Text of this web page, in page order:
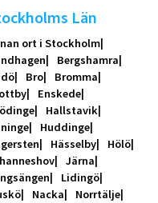
Län
ort i Stockholm
Bergshamra
Bro
Bromma
Enskede
Hallstavik
Huddinge
Hässelby
Hölö
Järna
Lidingö
Nacka
Norrtälje